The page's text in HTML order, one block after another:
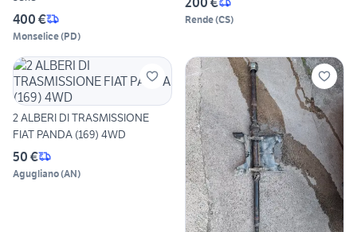
400 €
Monselice(PD)
Rende(CS)
2 ALBERI DI TRASMISSIONE
FIAT PANDA (169) 4WD
50 €
Agugliano(AN)